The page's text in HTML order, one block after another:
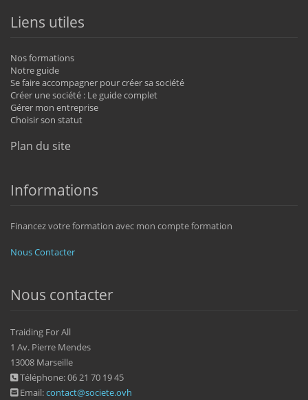
Liens utiles
Nos formations
Notre guide
Se faire accompagner pour créer sa société
Créer une société : Le guide complet
Gérer mon entreprise
Choisir son statut
Plan du site
Informations
Financez votre formation avec mon compte formation
Nous Contacter
Nous contacter
Traiding For All
1 Av. Pierre Mendes
13008 Marseille
Téléphone: 06 21 70 19 45
Email:contact@societe.ovh